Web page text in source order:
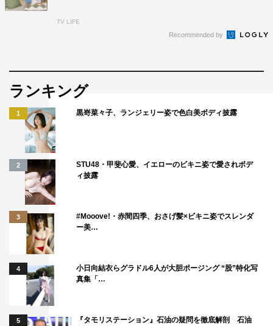
TV LIFE
Recommended by
ランキング
1 黒嵜菜々子、ランジェリー姿で色白美ボディ披露
2
STU48・甲斐心愛、イエローのビキニ姿で愛されボデ
ィ披露
3
#Mooove!・赤間四季、おさげ髪×ビキニ姿でスレンダ
ー美…
4
小日向結衣らグラドル6人が大胆ポージング “股”特化写
真集「…
5
『タモリステーション』石油の疑問を徹底解剖 石油